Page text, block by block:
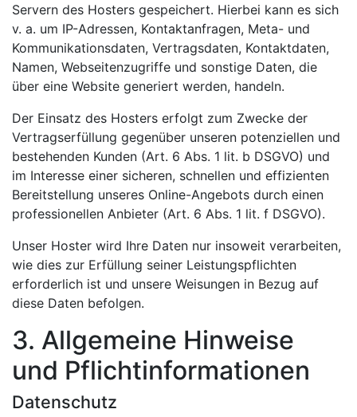
Servern des Hosters gespeichert. Hierbei kann es sich
v. a. um IP-Adressen, Kontaktanfragen, Meta- und
Kommunikationsdaten, Vertragsdaten, Kontaktdaten,
Namen, Webseitenzugriffe und sonstige Daten, die
über eine Website generiert werden, handeln.
Der Einsatz des Hosters erfolgt zum Zwecke der
Vertragserfüllung gegenüber unseren potenziellen und
bestehenden Kunden (Art. 6 Abs. 1 lit. b DSGVO) und
im Interesse einer sicheren, schnellen und effizienten
Bereitstellung unseres Online-Angebots durch einen
professionellen Anbieter (Art. 6 Abs. 1 lit. f DSGVO).
Unser Hoster wird Ihre Daten nur insoweit verarbeiten,
wie dies zur Erfüllung seiner Leistungspflichten
erforderlich ist und unsere Weisungen in Bezug auf
diese Daten befolgen.
3. Allgemeine Hinweise
und Pflichtinformationen
Datenschutz